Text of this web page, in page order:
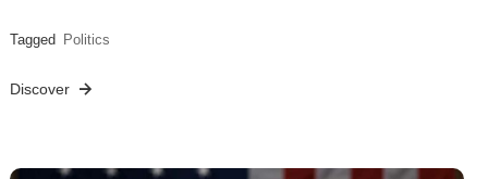
Tagged Politics
Discover